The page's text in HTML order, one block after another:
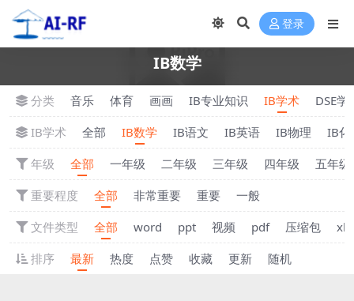
登录
IB数学
分类 音乐 体育 画画 IB专业知识 IB学术
DSE学
IB学术
全部 IB数学 IB语文 IB英语 IB物理
IB化
年级
全部 一年级 二年级 三年级 四年级
五年级
重要程度
全部 非常重要 重要
一般
文件类型
全部 word ppt 视频 pdf 压缩包
xls
排序
最新 热度 点赞 收藏 更新 随机